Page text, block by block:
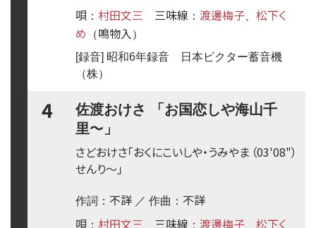
唄 ： 村田文三 三味線 ： 渡邊梅子
松下く
め
（鳴物入 ）
[録音] 昭和6年録音 日本ビクター蓄音機
（株）
4
佐渡おけさ 「お国恋しや海山千
里〜 」
（03'08"）
さどおけさ「おくにこいしや・うみやま
せんり〜 」
作詞： 不詳 ／ 作曲： 不詳
唄 ： 村田文三 三味線 ： 渡邊梅子 松下く